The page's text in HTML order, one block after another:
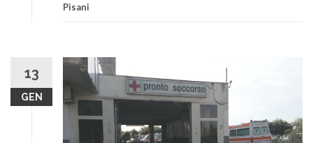
Pisani
13
GEN